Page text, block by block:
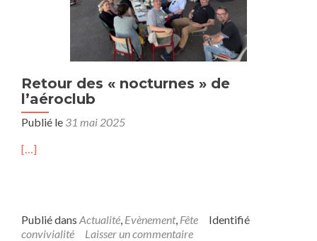
Retour des « nocturnes » de
l’aéroclub
Publié le 31 mai 2025
[…]
Publié dans Actualité Evènement, Fête
Identifié
convivialité
Laisser un commentaire